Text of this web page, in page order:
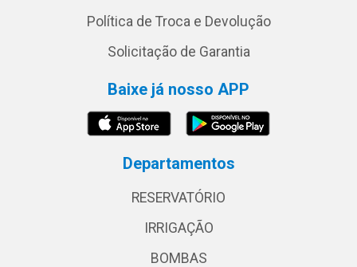
Política de Troca e Devolução
Solicitação de Garantia
Baixe já nosso APP
Departamentos
RESERVATÓRIO
IRRIGAÇÃO
BOMBAS